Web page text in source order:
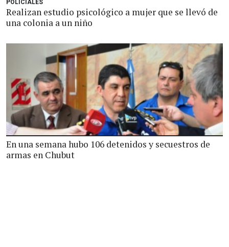
POLICIALES
Realizan estudio psicológico a mujer que se llevó de
una colonia a un niño
En una semana hubo 106 detenidos y secuestros de
armas en Chubut